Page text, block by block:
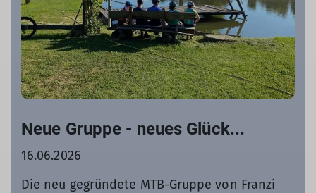
Neue Gruppe - neues Glück...
16.06.2026
Die neu gegründete MTB-Gruppe von Franzi